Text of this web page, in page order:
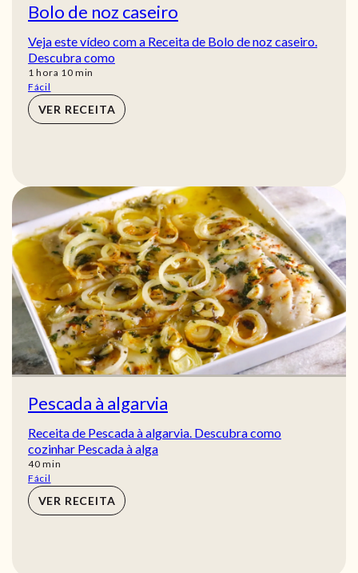
Bolo de noz caseiro
Veja este vídeo com a Receita de Bolo de noz caseiro.
Descubra como
1 hora
hora 10min
min
Fácil
VER RECEITA
Pescada à algarvia
Receita de Pescada à algarvia. Descubra como
cozinhar Pescada à alga
40min
min
Fácil
VER RECEITA